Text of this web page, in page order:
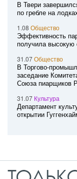
В Твери
по гребле на
1.08 Общество
Эффективность
получила высокую
31.07Общество
В Торгово-
заседание
Союза пиарщиков
31.07 Культура
Департамент
открытии